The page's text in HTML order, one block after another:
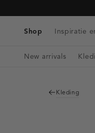
direct naar
hoofdinhoud
Shop Inspiratie
New arrivals
Singlets
Riemen
Bag charms
Kleding